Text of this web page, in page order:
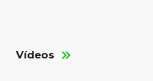
Vídeos